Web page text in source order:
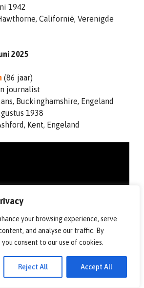
your browsing experience, serve
and analyse our traffic. By
consent to our use of cookies.
Reject All Accept All
1942
Californië, Verenigde
2025
(86 jaar)
journalist
Buckinghamshire, Engeland
1938
Kent, Engeland